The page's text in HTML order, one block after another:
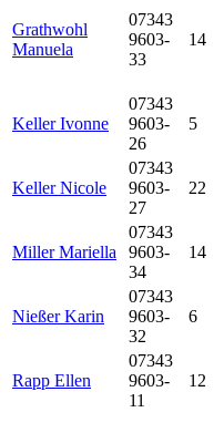
Grathwohl
Manuela
07343
9603-
33
14
Keller Ivonne
07343
9603-
26
5
Keller Nicole
07343
9603-
27
22
Miller Mariella
07343
9603-
34
14
Nießer Karin
07343
9603-
32
6
Rapp Ellen
07343
9603-
11
12